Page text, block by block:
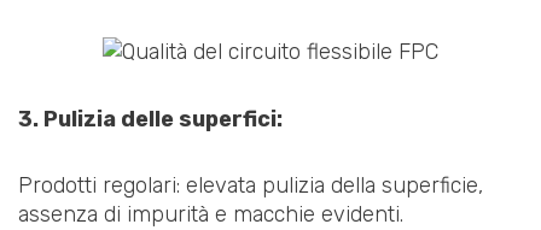
3. Pulizia delle superfici:
Prodotti regolari: elevata pulizia della superficie,
assenza di impurità e macchie evidenti.